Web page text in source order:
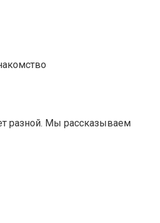
разной. Мы рассказываем